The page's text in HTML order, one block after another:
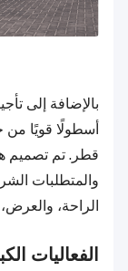
بالإضافة إلى
أسطولًا قويًا من
قطر. تم تصميم
والمتطلبات
الراحة،
الفعاليات